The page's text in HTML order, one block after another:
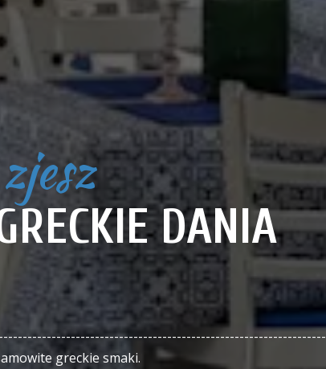
DANIA
greckie smaki.